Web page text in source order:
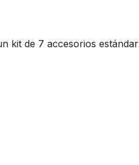
kit de 7 accesorios